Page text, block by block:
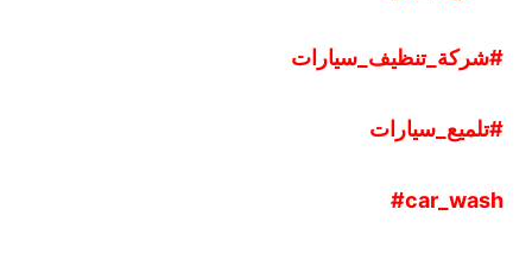
#شركة _تنظيف سيارات
#تلميع سيارات
car wash
#